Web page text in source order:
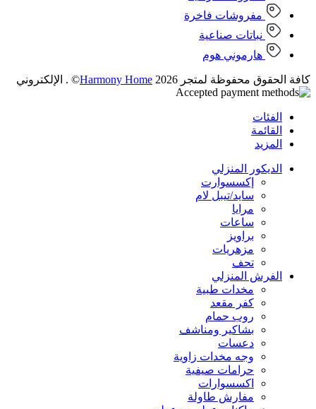
مفروشات فاخرة
نباتات صناعية
هارموني هوم
كافة الحقوق محفوظة لمتجر 2026 Harmony Home© . الإلكتروني
الفئات
القائمة
المزيد
الديكور المنزلي
إكسسوارت
سايد/تيبل لام
مرايا
ساعات
براويز
مزهريات
تحف
الفرش المنزلي
مخدات طبية
كفر مقعد
روب حمام
بشاكير ومناشف
دعسات
وجه مخدات زاوية
حرامات صيفية
اكسسوارات
مفارش طاولة